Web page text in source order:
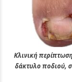
Κλινική
δάκτυλο ποδιού,